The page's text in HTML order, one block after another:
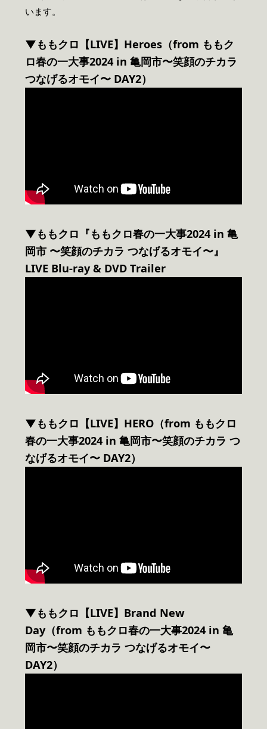
います。
▼ももクロ【LIVE】Heroes（from ももク
ロ春の一大事2024 in 亀岡市〜笑顔のチカラ
つなげるオモイ〜 DAY2）
▼ももクロ『ももクロ春の一大事2024 in 亀
岡市 〜笑顔のチカラ つなげるオモイ〜』
LIVE Blu-ray & DVD Trailer
▼ももクロ【LIVE】HERO（from ももクロ
春の一大事2024 in 亀岡市〜笑顔のチカラ つ
なげるオモイ〜 DAY2）
▼ももクロ【LIVE】Brand New
Day（from ももクロ春の一大事2024 in 亀
岡市〜笑顔のチカラ つなげるオモイ〜
DAY2）